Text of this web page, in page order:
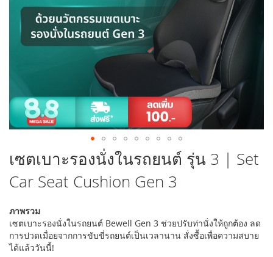
ข้าม
ไป
ที่
ส่วน
ต้น
ของ
แกล
เลอ
เซตเบาะรองนั่งในรถยนต์ รุ่น 3 | Set
Car Seat Cushion Gen 3
ภาพรวม
เซตเบาะรองนั่งในรถยนต์ Bewell Gen 3 ช่วยปรับท่านั่งให้ถูกต้อง ลด
การปวดเมื่อยจากการขับขี่รถยนต์เป็นเวลานาน สั่งซื้อเพื่อความสบาย
ได้แล้ววันนี้!